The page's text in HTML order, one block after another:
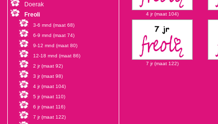
4 jr (maat 104)
7 jr (maat 122)
Doerak
Freoli
3-6 mnd (maat 68)
6-9 mnd (maat 74)
9-12 mnd (maat 80)
12-18 mnd (maat 86)
2 jr (maat 92)
3 jr (maat 98)
4 jr (maat 104)
5 jr (maat 110)
6 jr (maat 116)
7 jr (maat 122)